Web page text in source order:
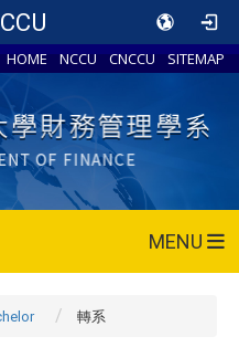
HOME NCCU CNCCU SITEMAP
MENU
轉系